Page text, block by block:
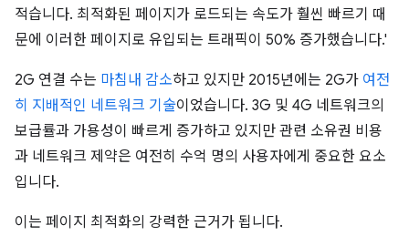
적습니다. 최적화된 페이지가 로드되는 속도가 훨씬 빠르기 때
문에 이러한 페이지로 유입되는 트래픽이 50% 증가했습니다.'
2G 연결 수는 마침내 감소하고 있지만 2015년에는 2G가 여전
히 지배적인 네트워크 기술이었습니다. 3G 및 4G 네트워크의
보급률과 가용성이 빠르게 증가하고 있지만 관련 소유권 비용
과 네트워크 제약은 여전히 수억 명의 사용자에게 중요한 요소
입니다.
이는 페이지 최적화의 강력한 근거가 됩니다.